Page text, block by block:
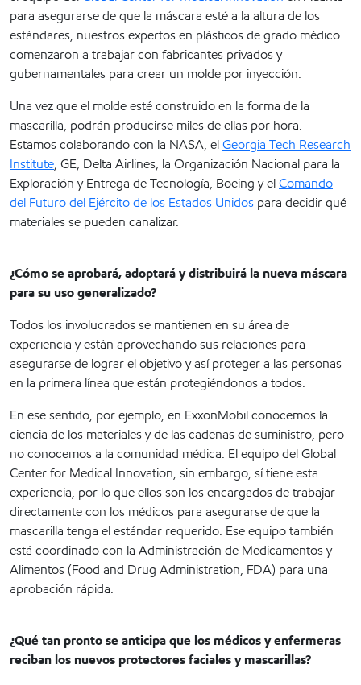
para asegurarse de que la máscara esté a la altura de los
estándares, nuestros expertos en plásticos de grado médico
comenzaron a trabajar con fabricantes privados y
gubernamentales para crear un molde por inyección.
Una vez que el molde esté construido en la forma de la
mascarilla, podrán producirse miles de ellas por hora.
Estamos colaborando con la NASA, elGeorgia Tech Research
Institute, GE, Delta Airlines, la Organización Nacional para la
Exploración y Entrega de Tecnología, Boeing y elComando
del Futuro del Ejército de los Estados Unidos para decidir qué
materiales se pueden canalizar.
¿Cómo se aprobará, adoptará y distribuirá la nueva máscara
para su uso generalizado?
Todos los involucrados se mantienen en su área de
experiencia y están aprovechando sus relaciones para
asegurarse de lograr el objetivo y así proteger a las personas
en la primera línea que están protegiéndonos a todos.
En ese sentido, por ejemplo, en ExxonMobil conocemos la
ciencia de los materiales y de las cadenas de suministro, pero
no conocemos a la comunidad médica. El equipo del Global
Center for Medical Innovation, sin embargo, sí tiene esta
experiencia, por lo que ellos son los encargados de trabajar
directamente con los médicos para asegurarse de que la
mascarilla tenga el estándar requerido. Ese equipo también
está coordinado con la Administración de Medicamentos y
Alimentos (Food and Drug Administration, FDA) para una
aprobación rápida.
¿Qué tan pronto se anticipa que los médicos y enfermeras
reciban los nuevos protectores faciales y mascarillas?